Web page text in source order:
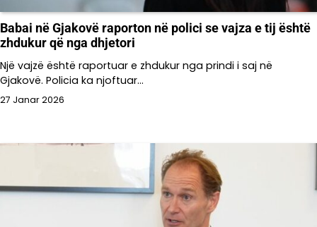
Babai në Gjakovë raporton në polici se vajza e tij është
zhdukur që nga dhjetori
Një vajzë është raportuar e zhdukur nga prindi i saj në
Gjakovë. Policia ka njoftuar…
27 Janar 2026